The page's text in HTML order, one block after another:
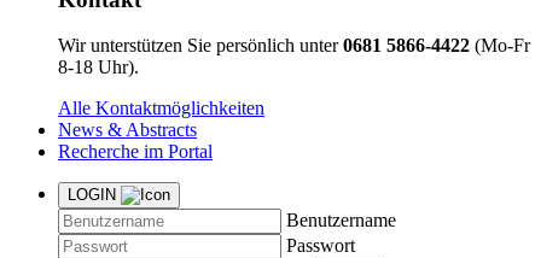
Wir unterstützen Sie persönlich unter0681 5866-4422 (Mo-Fr
8-18 Uhr).
Alle Kontaktmöglichkeiten
News & Abstracts
Recherche im Portal
LOGIN
Benutzername
Passwort